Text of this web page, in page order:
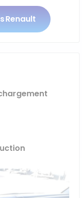
Renault